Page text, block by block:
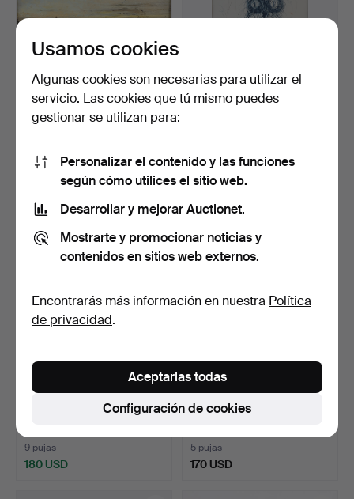
lienz…
5 horas 46 min
2 días
10 pujas
NILS-GÖRAN BRUNNER.
Óleo sobre lienzo, ree…
9 pujas
180 USD
LENA CEDERGREN.
ESCULTURA. Bronce
5 pujas
170 USD
Usamos cookies
Algunas cookies son necesarias para utilizar el
servicio. Las cookies que tú mismo puedes
gestionar se utilizan para:
Personalizar el contenido y las funciones
según cómo utilices el sitio web.
Desarrollar y mejorar Auctionet.
Mostrarte y promocionar noticias y
contenidos en sitios web externos.
Encontrarás más información en nuestra Política
de privacidad.
Configuración de cookies
Aceptarlas todas